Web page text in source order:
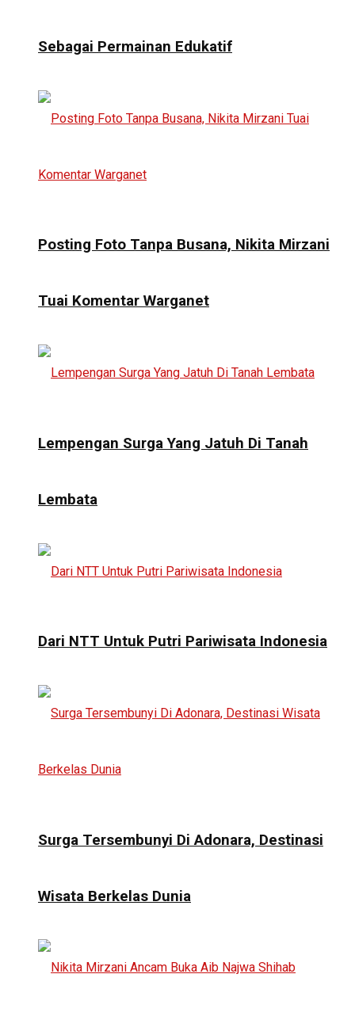
Sebagai Permainan Edukatif
Posting Foto Tanpa Busana, Nikita Mirzani
Tuai Komentar Warganet
Lempengan Surga Yang Jatuh Di Tanah
Lembata
Dari NTT Untuk Putri Pariwisata Indonesia
Surga Tersembunyi Di Adonara, Destinasi
Wisata Berkelas Dunia